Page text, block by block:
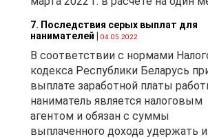
7. Последствия серых выплат для
нанимателей
04.05.2022
В соответствии с нормами
кодекса Республики Беларусь
выплате заработной платы
наниматель является налоговым
агентом и обязан с суммы
выплаченного дохода удержать и